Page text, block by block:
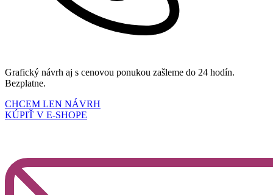
Grafický návrh aj s cenovou ponukou zašleme do 24 hodín.
Bezplatne.
CHCEM LEN NÁVRH
KÚPIŤ V E-SHOPE